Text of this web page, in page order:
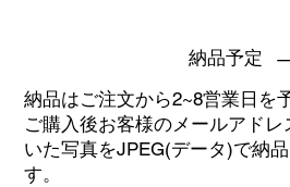
納品予定
納品はご注文から2~8営業日を
ご購入後お客様のメールアド
いた写真をJPEG(データ)で納
す。